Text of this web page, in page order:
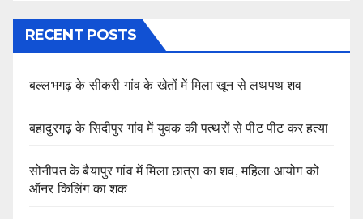
RECENT POSTS
बल्लभगढ़ के सीकरी गांव के खेतों में मिला खून से लथपथ शव
बहादुरगढ़ के सिदीपुर गांव में युवक की पत्थरों से पीट पीट कर हत्या
सोनीपत के बैयापुर गांव में मिला छात्रा का शव, महिला आयोग को
ऑनर किलिंग का शक